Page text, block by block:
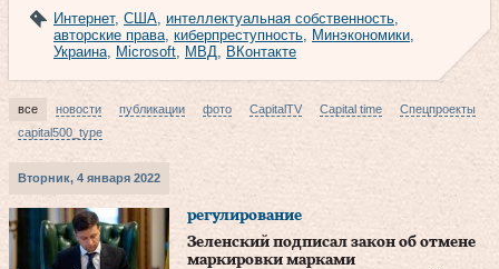
Интернет, США, интеллектуальная собственность,
авторские права, киберпреступность, Минэкономики,
Украина, Microsoft, МВД, ВКонтакте
все новости публикации фото CapitalTV Capital time
Спецпроекты
capital500_type
Вторник, 4 января 2022
регулирование
Зеленский подписал закон об отмене
маркировки марками